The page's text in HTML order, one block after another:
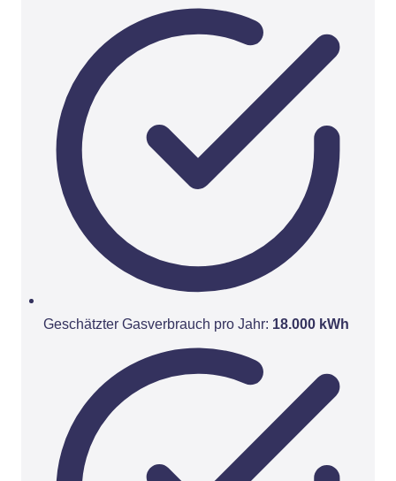
Geschätzter Gasverbrauch pro Jahr: 18.000 kWh